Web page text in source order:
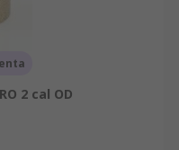
2 cal OD